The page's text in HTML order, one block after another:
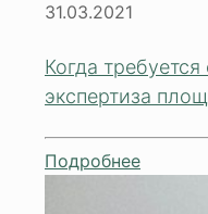
31.03.2021
Когда требуется
экспертиза
Подробнее